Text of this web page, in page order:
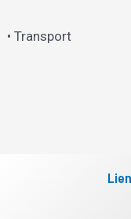
• Transport